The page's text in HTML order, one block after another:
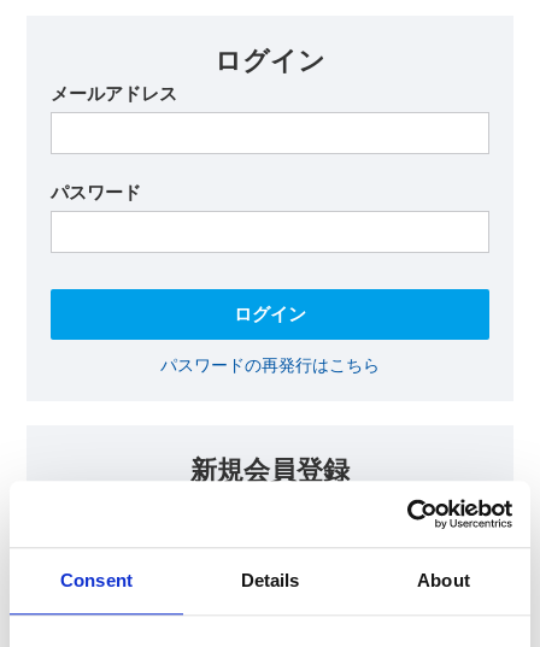
Consent Details About
ログイン
メールアドレス
パスワード
パスワードの再発行はこちら
新規会員登録
KOAの会員ページでは、回路設計等に​お役立ていただける最新情報
をご提供しております。​会員登録いただいた方には、各種ご案内を
メールにてお届けいたします。
【会員限定コンテンツ】